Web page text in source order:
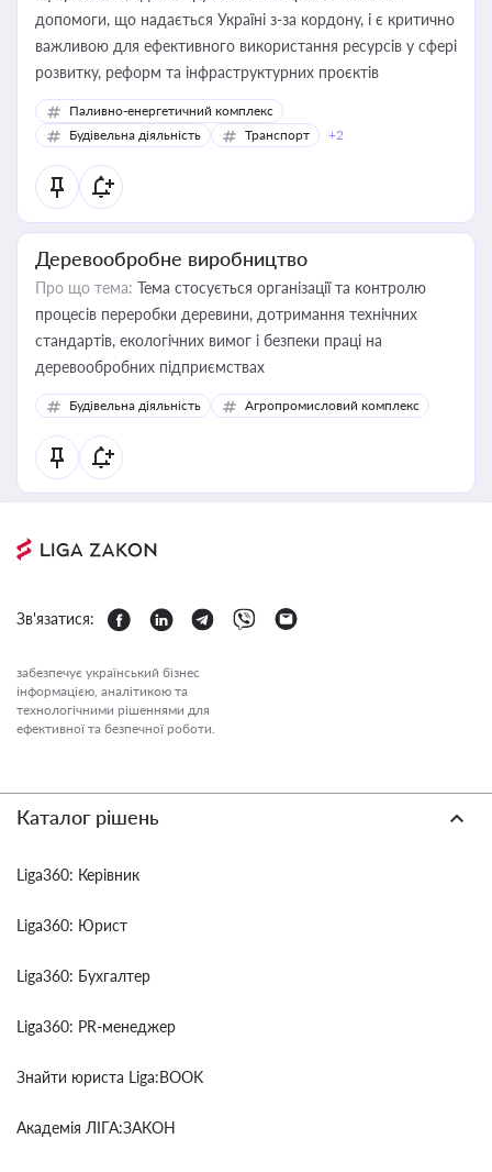
допомоги, що надається Україні з-за кордону, і є критично
важливою для ефективного використання ресурсів у сфері
розвитку, реформ та інфраструктурних проєктів
Паливно-енергетичний комплекс
Будівельна діяльність
Транспорт +2
Деревообробне виробництво
Про що тема: Тема стосується організації та контролю
процесів переробки деревини, дотримання технічних
стандартів, екологічних вимог і безпеки праці на
деревообробних підприємствах
Будівельна діяльність Агропромисловий комплекс
Зв'язатися:
забезпечує український бізнес
інформацією, аналітикою та
технологічними рішеннями для
ефективної та безпечної роботи.
Каталог рішень
Liga360: Керівник
Liga360: Юрист
Liga360: Бухгалтер
Liga360: PR-менеджер
Знайти юриста Liga:BOOK
Академія ЛІГА:ЗАКОН